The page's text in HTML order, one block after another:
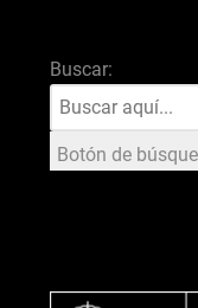
Buscar:
Botón de